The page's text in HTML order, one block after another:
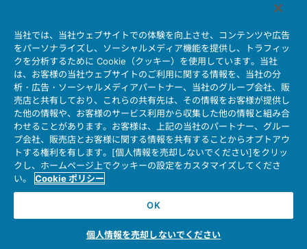
会社情報 サステナビリティ IR情報 採用情報
会社情報新着一覧
製品情報新着一覧
サイトマップ お問い合わせ
個人情報保護ポリシー
JAE Cookie Policy
ウェブアクセシビリティ方針
マイナンバー情報保護ポリシー
当社ウェブサイトのご利用について
ソーシャルメディア公式アカウント運用ポリシー
当社では、当社ウェブサイトでの体験を向上させ、コンテンツや広告
をパーソナライズし、ソーシャルメディア機能を提供し、トラフィッ
クを分析するために Cookie（クッキー）を使用しています。当社
は、お客様の当社ウェブサイトのご利用に関する情報を、当社の分
析・広告・ソーシャルメディアパートナー、当社のグループ会社、販
売店と共有しており、これらの共有先は、その情報をお客様が提供し
た他の情報や、お客様のサービス利用から収集した他の情報と組み合
わせることがあります。お客様は、上記の当社のパートナー、グルー
プ会社、販売店とお客様に関する情報を共有することからオプトアウ
トする権利を有します。[個人情報を売却しないでください]をクリッ
クし、ホームページ上でクッキーの設定をカスタマイズしてくださ
い。
Cookie ポリシー
OK
個人情報を売却しないでください